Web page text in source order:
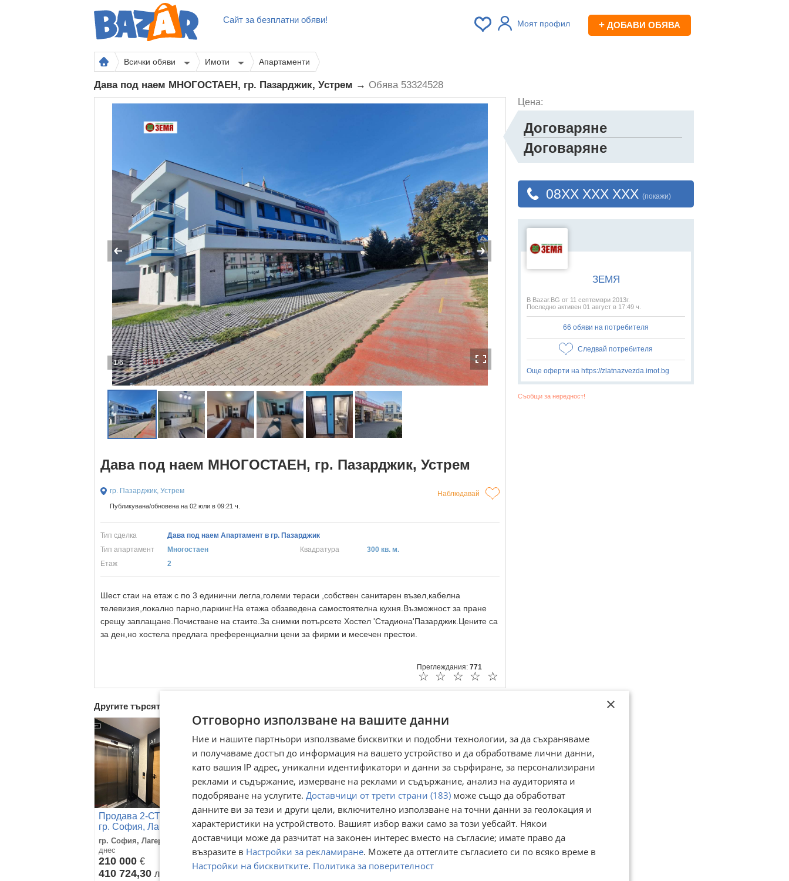
Сайт за безплатни обяви! Моят профил + ДОБАВИ ОБЯВА
Всички обяви Имоти Апартаменти
Дава под наем МНОГОСТАЕН, гр. Пазарджик, Устрем → Обява 53324528
1/6
Дава под наем МНОГОСТАЕН, гр. Пазарджик, Устрем
гр. Пазарджик, Устрем Наблюдавай
Публикувана/обновена на 02 юли в 09:21 ч.
Тип сделка
Дава под наем Апартамент в гр. Пазарджик
Тип апартамент
Mногостаен Квадратура
300 кв. м.
Eтаж
2
Шест стаи на етаж с по 3 единични легла,големи тераси ,собствен санитарен възел,кабелна
телевизия,локално парно,паркинг.На етажа обзаведена самостоятелна кухня.Възможност за пране
срещу заплащане.Почистване на стаите.За снимки потърсете Хостел 'Стадиона'Пазарджик.Цените са
за ден,но хостела предлага преференциални цени за фирми и месечен престои.
Преглеждания: 771
☆
☆
☆
☆
☆
Другите търсят също
Продава 2-СТАЕН,
гр. София, Лагера
гр. София, Лагера
днес
210 000 €
410 724,30 лв
Дава под наем 2-
Студентски град
град
днес
590€
1 153,94
Продава 3-СТАЕН,
гр. София, Люлин 5
гр. София, Люлин 5
днес
169 500
Продава 2-СТАЕН,
гр. София, Люлин 5
гр. София, Люлин 5
днес
Цена:
Договаряне
Договаряне
08XX XXX XXX (покажи)
ЗЕМЯ
В Bazar.BG от 11 септември 2013г.
Последно активен 01 август в 17:49 ч.
66 обяви на потребителя
Следвай потребителя
Още оферти на https://zlatnazvezda.imot.bg
Съобщи за нередност!
×
Отговорно използване на вашите данни
Ние и нашите партньори използваме бисквитки и подобни технологии, за да съхраняваме
и получаваме достъп до информация на вашето устройство и да обработваме лични данни,
като вашия IP адрес, уникални идентификатори и данни за сърфиране, за персонализирани
реклами и съдържание, измерване на реклами и съдържание, анализ на аудиторията и
подобряване на услугите. Доставчици от трети страни (183) може също да обработват
данните ви за тези и други цели, включително използване на точни данни за геолокация и
характеристики на устройството. Вашият избор важи само за този уебсайт. Някои
доставчици може да разчитат на законен интерес вместо на съгласие; имате право да
възразите в Настройки за рекламиране. Можете да оттеглите съгласието си по всяко време в
Настройки на бисквитките. Политика за поверителност